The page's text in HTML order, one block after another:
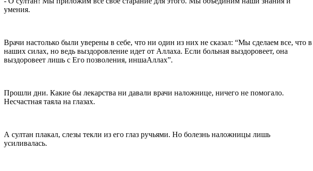
умения.
Врачи настолько были уверены в себе, что ни один из них не сказал: “Мы сделаем все, что в
наших силах, но ведь выздоровление идет от Аллаха. Если больная выздоровеет, она
выздоровеет лишь с Его позволения, иншаАллах”.
Прошли дни. Какие бы лекарства ни давали врачи наложнице, ничего не помогало.
Несчастная таяла на глазах.
А султан плакал, слезы текли из его глаз ручьями. Но болезнь наложницы лишь
усиливалась.